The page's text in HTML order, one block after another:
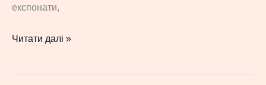
експонати,
Ці
можуть
Читати далі »